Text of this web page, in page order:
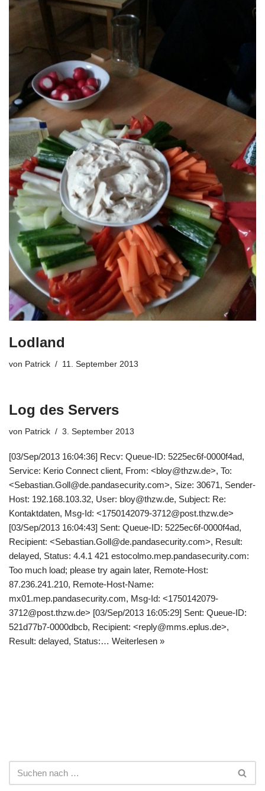
Lodland
von Patrick 11. September 2013
Log des Servers
von Patrick 3. September 2013
[03/Sep/2013 16:04:36] Recv: Queue-ID: 5225ec6f-0000f4ad,
Service: Kerio Connect client, From: <bloy@thzw.de>, To:
<Sebastian.Goll@de.pandasecurity.com>, Size: 30671, Sender-
Host: 192.168.103.32, User: bloy@thzw.de, Subject: Re:
Kontaktdaten, Msg-Id: <1750142079-3712@post.thzw.de>
[03/Sep/2013 16:04:43] Sent: Queue-ID: 5225ec6f-0000f4ad,
Recipient: <Sebastian.Goll@de.pandasecurity.com>, Result:
delayed, Status: 4.4.1 421 estocolmo.mep.pandasecurity.com:
Too much load; please try again later, Remote-Host:
87.236.241.210, Remote-Host-Name:
mx01.mep.pandasecurity.com, Msg-Id: <1750142079-
3712@post.thzw.de> [03/Sep/2013 16:05:29] Sent: Queue-ID:
521d77b7-0000dbcb, Recipient: <reply@mms.eplus.de>,
Result: delayed, Status:… Weiterlesen »